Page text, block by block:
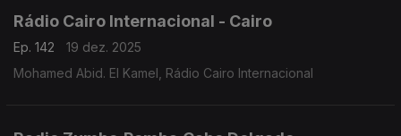
Rádio Cairo Internacional - Cairo
Ep. 142
19 dez. 2025
Mohamed Abid. El Kamel, Rádio Cairo Internacional